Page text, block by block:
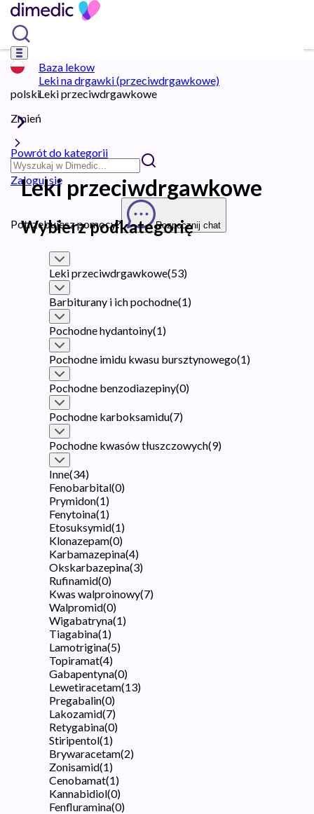
polski
Zmień
Zaloguj się
Potrzebujesz pomocy? Rozpocznij chat
Baza lekow
Leki na drgawki (przeciwdrgawkowe)
Leki przeciwdrgawkowe
Powrót do kategorii
Leki przeciwdrgawkowe
Wybierz podkategorię
Leki przeciwdrgawkowe(53)
Barbiturany i ich pochodne(1)
Pochodne hydantoiny(1)
Pochodne imidu kwasu bursztynowego(1)
Pochodne benzodiazepiny(0)
Pochodne karboksamidu(7)
Pochodne kwasów tłuszczowych(9)
Inne(34)
Fenobarbital(0)
Prymidon(1)
Fenytoina(1)
Etosuksymid(1)
Klonazepam(0)
Karbamazepina(4)
Okskarbazepina(3)
Rufinamid(0)
Kwas walproinowy(7)
Walpromid(0)
Wigabatryna(1)
Tiagabina(1)
Lamotrigina(5)
Topiramat(4)
Gabapentyna(0)
Lewetiracetam(13)
Pregabalin(0)
Lakozamid(7)
Retygabina(0)
Stiripentol(1)
Brywaracetam(2)
Zonisamid(1)
Cenobamat(1)
Kannabidiol(0)
Fenfluramina(0)